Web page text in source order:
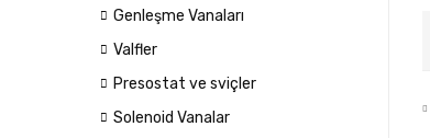
Genleşme Vanaları
Valfler
Presostat ve sviçler
Solenoid Vanalar